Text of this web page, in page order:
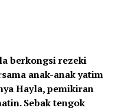
berkongsi rezeki
anak-anak yatim
Hayla, pemikiran
Sebak tengok